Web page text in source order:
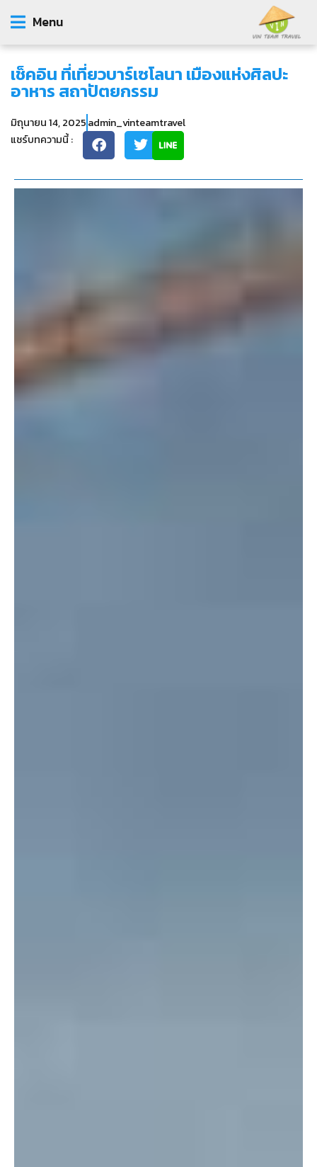
Menu
เช็คอิน ที่เที่ยวบาร์เซโลนา เมืองแห่งศิลปะ
อาหาร สถาปัตยกรรม
มิถุนายน 14, 2025admin_vinteamtravel
แชร์บทความนี้ :